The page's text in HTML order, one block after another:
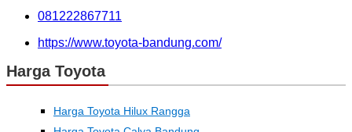
081222867711
https://www.toyota-bandung.com/
Harga Toyota
Harga Toyota Hilux Rangga